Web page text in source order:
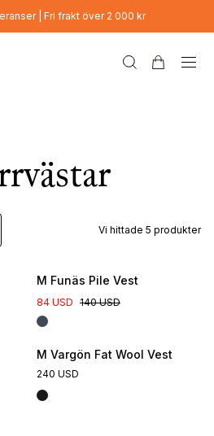
| Fri frakt över 2 000 kr
Vi hittade 5 produkter
M Funäs Pile Vest
84 USD 140 USD
M Vargön Fat Wool Vest
240 USD